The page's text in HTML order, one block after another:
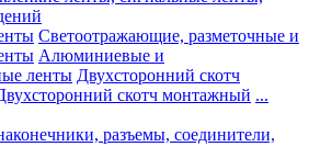
Светоотражающие, разметочные и
Алюминиевые и
ленты Двухсторонний скотч
скотч монтажный ...
разъемы, соединители,